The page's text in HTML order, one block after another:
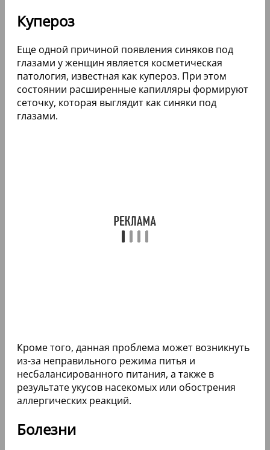
Купероз
Еще одной причиной появления синяков под
глазами у женщин является косметическая
патология, известная как купероз. При этом
состоянии расширенные капилляры формируют
сеточку, которая выглядит как синяки под
глазами.
Кроме того, данная проблема может возникнуть
из-за неправильного режима питья и
несбалансированного питания, а также в
результате укусов насекомых или обострения
аллергических реакций.
Болезни